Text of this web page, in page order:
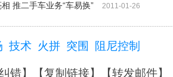
推二手车业务“车易换” 2011-01-26
技术 火拼 突围 阻尼控制
错】【复制链接】【转发邮件】